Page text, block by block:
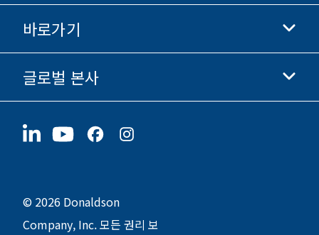
Donaldson 쇼핑
기업 정보
윤리 및 준법 경영
채용 정보
바로가기
투자자 정보
협력업체
지속가능성
글로벌 본사
1400 W 94th Street
© 2026 Donaldson
Company, Inc. 모든 권리 보